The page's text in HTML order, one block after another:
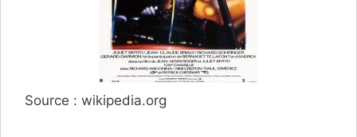
Source : wikipedia.org